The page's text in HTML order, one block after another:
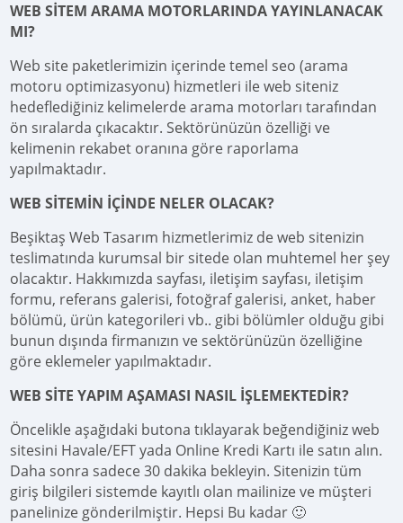
WEB SİTEM ARAMA MOTORLARINDA YAYINLANACAK
MI?
Web site paketlerimizin içerinde temel seo (arama
motoru optimizasyonu) hizmetleri ile web siteniz
hedeflediğiniz kelimelerde arama motorları tarafından
ön sıralarda çıkacaktır. Sektörünüzün özelliği ve
kelimenin rekabet oranına göre raporlama
yapılmaktadır.
WEB SİTEMİN İÇİNDE NELER OLACAK?
Beşiktaş Web Tasarım hizmetlerimiz de web sitenizin
teslimatında kurumsal bir sitede olan muhtemel her şey
olacaktır. Hakkımızda sayfası, iletişim sayfası, iletişim
formu, referans galerisi, fotoğraf galerisi, anket, haber
bölümü, ürün kategorileri vb.. gibi bölümler olduğu gibi
bunun dışında firmanızın ve sektörünüzün özelliğine
göre eklemeler yapılmaktadır.
WEB SİTE YAPIM AŞAMASI NASIL İŞLEMEKTEDİR?
Öncelikle aşağıdaki butona tıklayarak beğendiğiniz web
sitesini Havale/EFT yada Online Kredi Kartı ile satın alın.
Daha sonra sadece 30 dakika bekleyin. Sitenizin tüm
giriş bilgileri sistemde kayıtlı olan mailinize ve müşteri
panelinize gönderilmiştir. Hepsi Bu kadar 🙂